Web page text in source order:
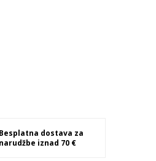
Besplatna dostava za
narudžbe iznad 70 €